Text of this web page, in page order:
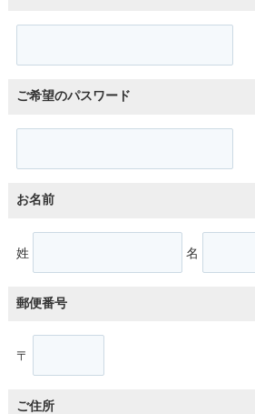
ご希望のパスワード
お名前
姓 名
郵便番号
〒
ご住所